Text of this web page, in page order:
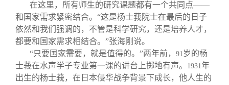
在这里，所有师生的研究课题都有一个共同点——
和国家需求紧密结合。“这是杨士莪院士在最后的日子
依然和我们强调的，不管是科学研究，还是培养人才，
都要和国家需求相结合。”张海刚说。
“只要国家需要，就是值得的。”两年前， 91岁的杨
士莪在水声学子专业第一课的讲台上掷地有声。
1931年
出生的杨士莪，在日本侵华战争背景下成长，他人生的